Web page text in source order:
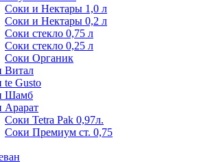
Соки и Нектары 1,0 л
Соки и Нектары 0,2 л
Соки стекло 0,75 л
Соки стекло 0,25 л
Соки Органик
Витал
te Gusto
Шамб
Арарат
Соки Tetra Pak 0,97л.
Соки Премиум ст. 0,75